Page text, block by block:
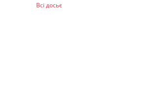
Всі досьє